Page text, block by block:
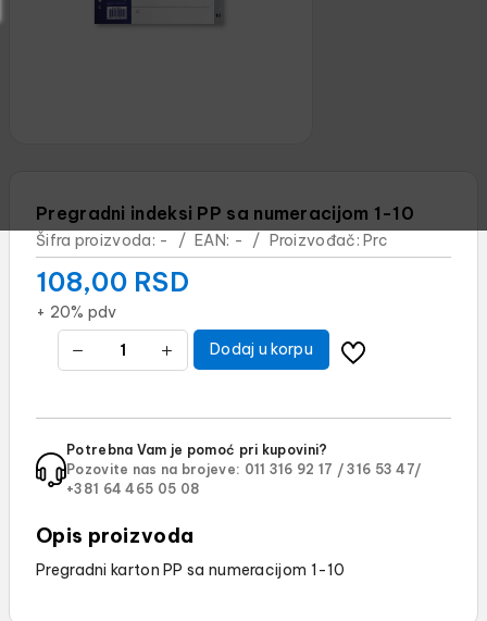
Pregradni indeksi PP sa numeracijom 1-10
Šifra proizvoda: - / EAN: - / Proizvođač:Prc
108,00 RSD
+ 20% pdv
Dodaj u korpu
Potrebna Vam je pomoć pri kupovini?
Pozovite nas na brojeve: 011 316 92 17 / 316 53 47/
+381 64 465 05 08
Opis proizvoda
Pregradni karton PP sa numeracijom 1-10